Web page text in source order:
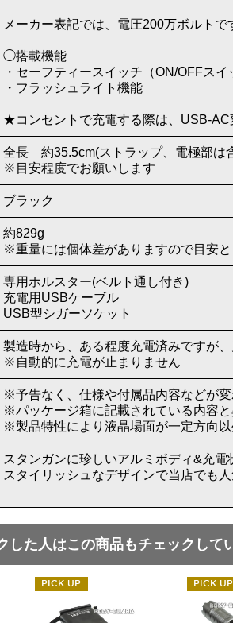
メーカー表記では、電圧200万ボルトで
◯搭載機能
・セーフティースイッチ（ON/OFFスイ
・フラッシュライト機能
★コンセントで充電する際は、USB-AC
全長 約35.5cm(ストラップ、電極部は
※目安程度でお願いします
ブラック
約829g
※重量には個体差がありますので目安
専用ホルスター(ベルト通し付き)
充電用USBケーブル
USB型シガーソケット
製造時から、ある程度充電済みですが
※自動的に充電が止まりません
※予告なく、仕様や付属品内容などが
※パッケージ箱に記載されている内容
※製品特性により液晶場面が一定方向
スタンガンに珍しいアルミボディ&充電
スタイリッシュなデザインで当店でも人
した人はこの商品もチェックして